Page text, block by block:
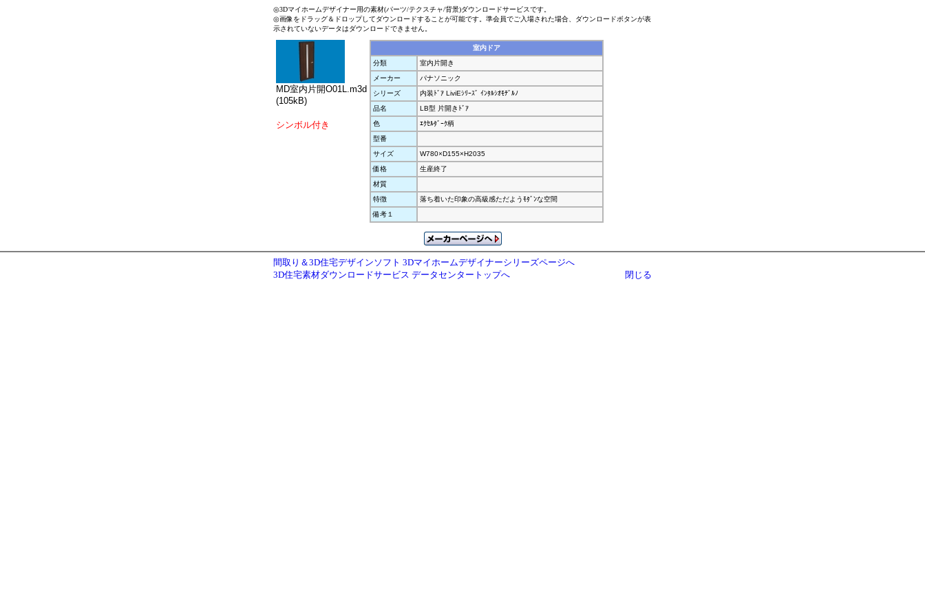
◎3Dマイホームデザイナー用の素材(パーツ/テクスチャ/背景)ダウンロードサービスです。
◎画像をドラッグ＆ドロップしてダウンロードすることが可能です。準会員でご入場された場合、ダウンロードボタンが表
示されていないデータはダウンロードできません。
MD室内片開O01L.m3d
(105kB)
シンボル付き
室内ドア
分類
室内片開き
メーカー
パナソニック
シリーズ
内装ﾄﾞｱ LiviEｼﾘｰｽﾞ ｲﾝﾀﾙｼｵﾓﾃﾞﾙﾉ
品名
LB型 片開きﾄﾞｱ
色
ｴｸｾﾙﾀﾞｰｸ柄
型番
サイズ
W780×D155×H2035
価格
生産終了
材質
特徴
落ち着いた印象の高級感ただようﾓﾀﾞﾝな空間
備考１
間取り＆3D住宅デザインソフト 3Dマイホームデザイナーシリーズページへ
3D住宅素材ダウンロードサービス データセンタートップへ
閉じる